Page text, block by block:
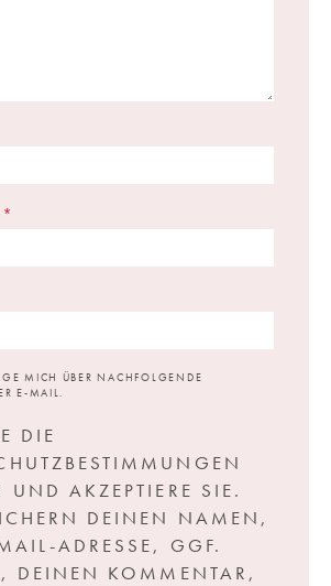
*
MICH ÜBER NACHFOLGENDE
E-MAIL.
DIE
UND AKZEPTIERE SIE.
DEINEN NAMEN,
ADRESSE, GGF.
DEINEN KOMMENTAR,